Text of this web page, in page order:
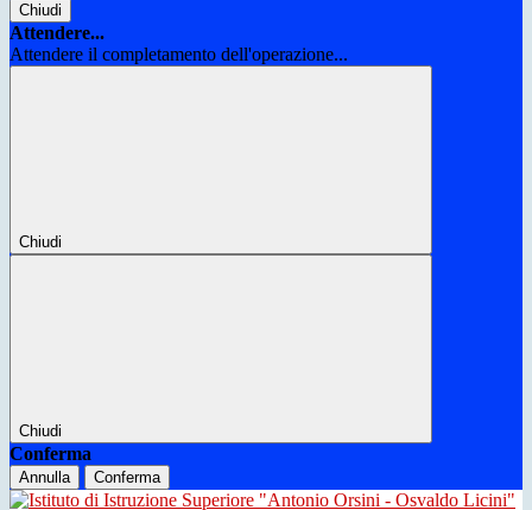
Chiudi
Attendere...
Attendere il completamento dell'operazione...
Chiudi
Chiudi
Conferma
Annulla Conferma